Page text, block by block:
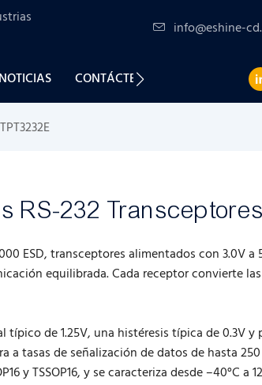
info@eshine-
NOTICIAS CONTÁCTENOS
RS-232
ESD, transceptores alimentados con 3.0V
equilibrada. Cada receptor convierte
de 1.25V, una histéresis típica de 0.3V y
a tasas de señalización de datos de hasta 250
y TSSOP16, y se caracteriza desde –40°C a